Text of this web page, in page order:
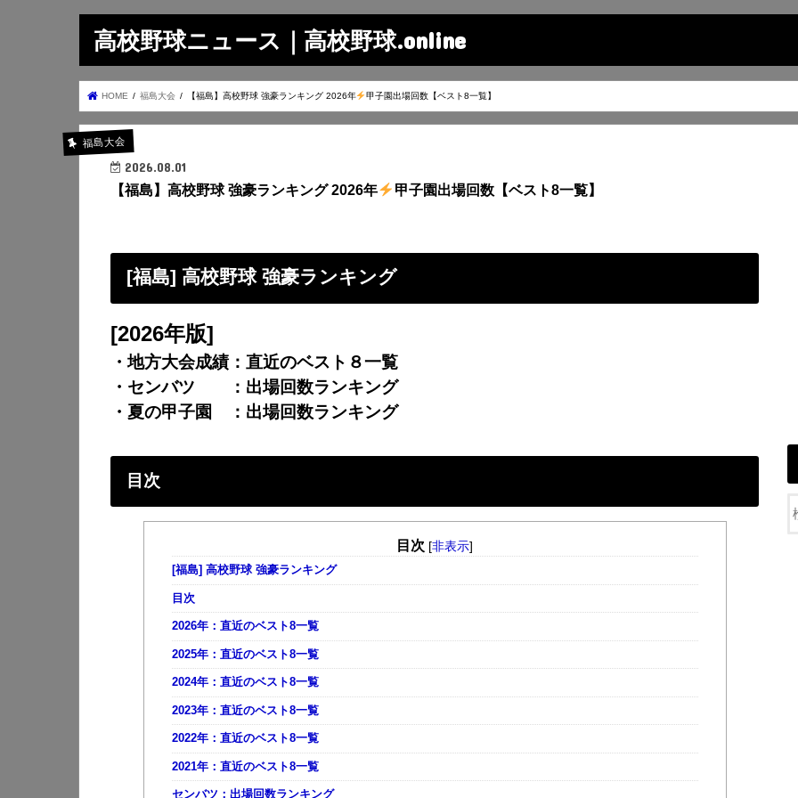
高校野球ニュース｜高校野球.online
HOME 福島大会 【福島】高校野球 強豪ランキング 2026年 甲子園出場回数【ベスト8一覧】
福島大会
2026.08.01
【福島】高校野球 強豪ランキング 2026年 甲子園出場回数【ベスト8一覧】
[福島] 高校野球 強豪ランキング
[2026年版]
・地方大会成績：直近のベスト８一覧
・センバツ ：出場回数ランキング
・夏の甲子園 ：出場回数ランキング
目次
目次 [非表示]
[福島] 高校野球 強豪ランキング
目次
2026年：直近のベスト8一覧
2025年：直近のベスト8一覧
2024年：直近のベスト8一覧
2023年：直近のベスト8一覧
2022年：直近のベスト8一覧
2021年：直近のベスト8一覧
センバツ：出場回数ランキング